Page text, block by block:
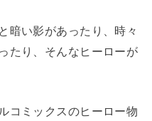
暗い影があったり、時々
たり、そんなヒーローが
コミックスのヒーロー物